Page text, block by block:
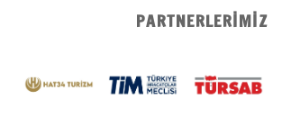
PARTNERLERIMIZ